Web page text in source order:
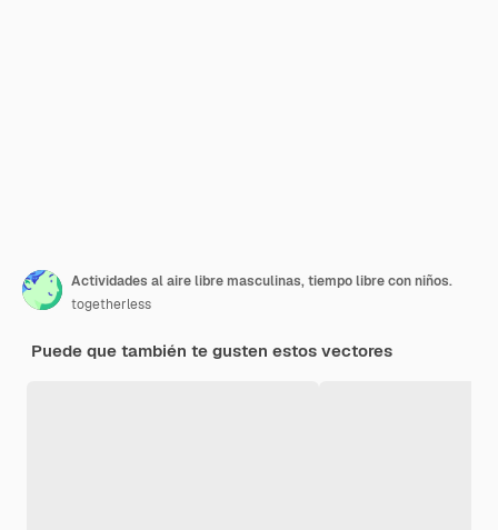
Actividades al aire libre masculinas, tiempo libre con niños.
togetherless
Puede que también te gusten estos vectores